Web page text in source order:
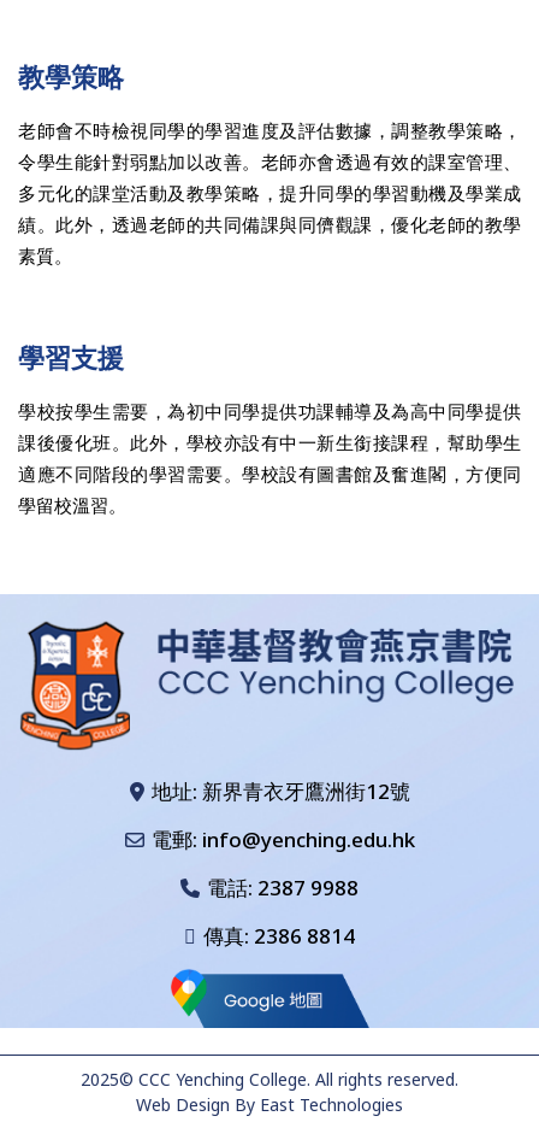
教學策略
老師會不時檢視同學的學習進度及評估數據，調整教學策略，
令學生能針對弱點加以改善。老師亦會透過有效的課室管理、
多元化的課堂活動及教學策略，提升同學的學習動機及學業成
績。此外，透過老師的共同備課與同儕觀課，優化老師的教學
素質。
學習支援
學校按學生需要，為初中同學提供功課輔導及為高中同學提供
課後優化班。此外，學校亦設有中一新生銜接課程，幫助學生
適應不同階段的學習需要。學校設有圖書館及奮進閣，方便同
學留校溫習。
地址: 新界青衣牙鷹洲街12號
電郵: info@yenching.edu.hk
電話: 2387 9988
傳真: 2386 8814
2025© CCC Yenching College. All rights reserved.
Web Design By East Technologies